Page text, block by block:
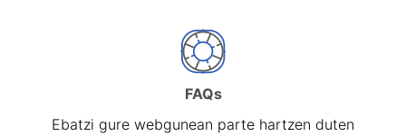
FAQs
Ebatzi gure webgunean parte hartzen duten